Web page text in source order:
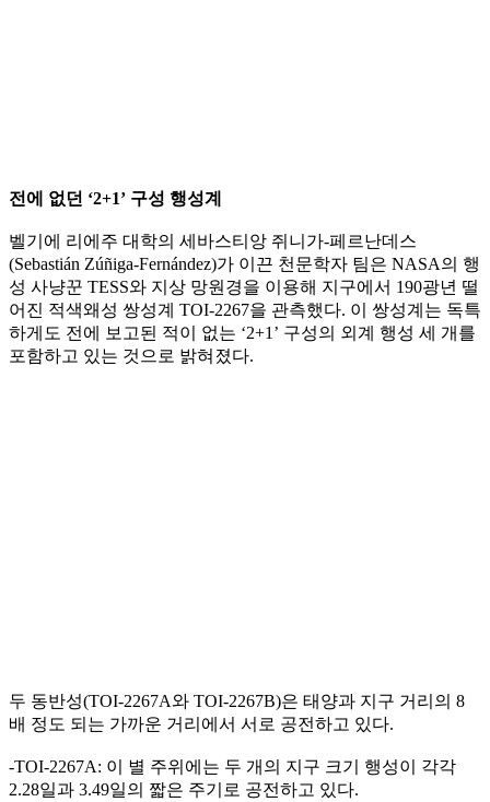
전에 없던 ‘2+1’ 구성 행성계
벨기에 리에주 대학의 세바스티앙 쥐니가-페르난데스
(Sebastián Zúñiga-Fernández)가 이끈 천문학자 팀은 NASA의 행
성 사냥꾼 TESS와 지상 망원경을 이용해 지구에서 190광년 떨
어진 적색왜성 쌍성계 TOI-2267을 관측했다. 이 쌍성계는 독특
하게도 전에 보고된 적이 없는 ‘2+1’ 구성의 외계 행성 세 개를
포함하고 있는 것으로 밝혀졌다.
두 동반성(TOI-2267A와 TOI-2267B)은 태양과 지구 거리의 8
배 정도 되는 가까운 거리에서 서로 공전하고 있다.
-TOI-2267A: 이 별 주위에는 두 개의 지구 크기 행성이 각각
2.28일과 3.49일의 짧은 주기로 공전하고 있다.